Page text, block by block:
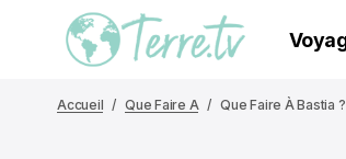
Accueil Que Faire A Que Faire À Bastia